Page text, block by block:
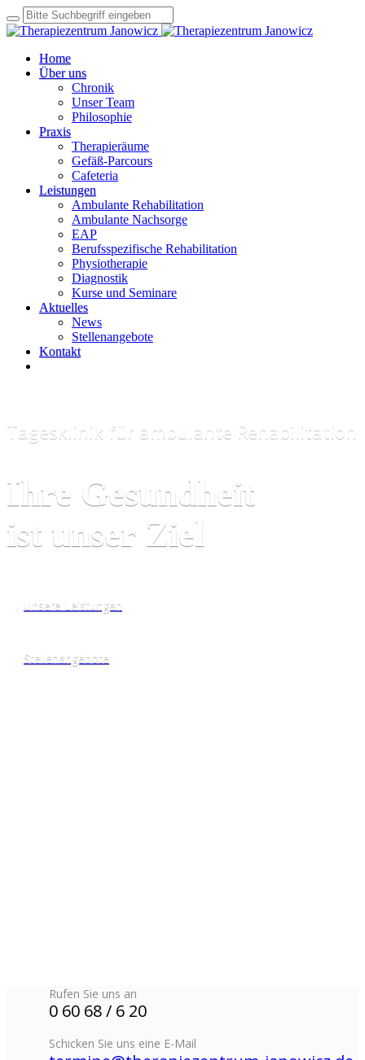
Home
Über uns
Chronik
Unser Team
Philosophie
Praxis
Therapieräume
Gefäß-Parcours
Cafeteria
Leistungen
Ambulante Rehabilitation
Ambulante Nachsorge
EAP
Berufsspezifische Rehabilitation
Physiotherapie
Diagnostik
Kurse und Seminare
Aktuelles
News
Stellenangebote
Kontakt
Tagesklinik für ambulante Rehabilitation
Ihre Gesundheit
ist unser Ziel
Unsere Leistungen
Stellenangebote
Rufen Sie uns an
0 60 68 / 6 20
Schicken Sie uns eine E-Mail